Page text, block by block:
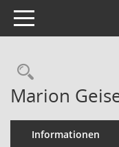
Toggle navigation
Marion
Informationen